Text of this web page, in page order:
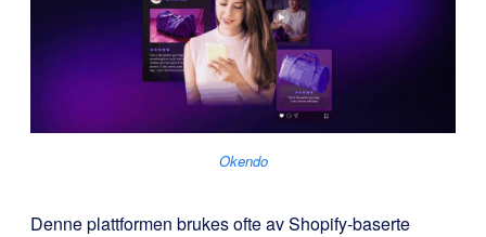
Okendo
Denne plattformen brukes ofte av Shopify-baserte